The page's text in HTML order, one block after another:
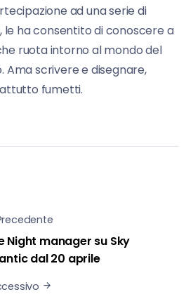
ad una serie di
le ha consentito di conoscere a
ruota intorno al mondo del
Ama scrivere e disegnare,
fumetti.
Night manager su Sky
dal 20 aprile